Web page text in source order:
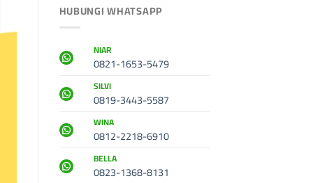
HUBUNGI WHATSAPP
NIAR
0821-1653-5479
SILVI
0819-3443-5587
WINA
0812-2218-6910
BELLA
0823-1368-8131